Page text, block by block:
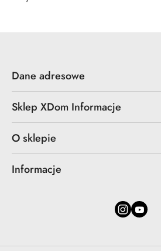
Dane adresowe
Sklep XDom Informacje
O sklepie
Informacje